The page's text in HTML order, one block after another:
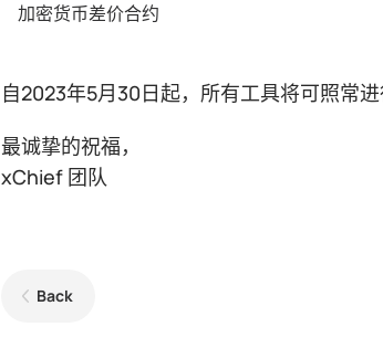
加密货币差价合约
自2023年5月30日起，所有工具将可照常进
最诚挚的祝福，
xChief 团队
Back